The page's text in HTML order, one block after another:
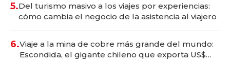
5.Del turismo masivo a los viajes por experiencias:
cómo cambia el negocio de la asistencia al viajero
6.Viaje a la mina de cobre más grande del mundo:
Escondida, el gigante chileno que exporta US$